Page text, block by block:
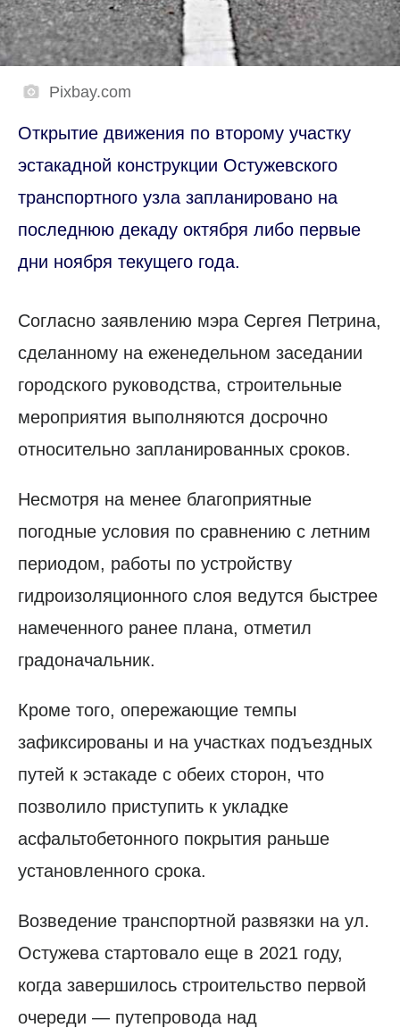
Pixbay.com
Открытие движения по второму участку
эстакадной конструкции Остужевского
транспортного узла запланировано на
последнюю декаду октября либо первые
дни ноября текущего года.
Согласно заявлению мэра Сергея Петрина,
сделанному на еженедельном заседании
городского руководства, строительные
мероприятия выполняются досрочно
относительно запланированных сроков.
Несмотря на менее благоприятные
погодные условия по сравнению с летним
периодом, работы по устройству
гидроизоляционного слоя ведутся быстрее
намеченного ранее плана, отметил
градоначальник.
Кроме того, опережающие темпы
зафиксированы и на участках подъездных
путей к эстакаде с обеих сторон, что
позволило приступить к укладке
асфальтобетонного покрытия раньше
установленного срока.
Возведение транспортной развязки на ул.
Остужева стартовало еще в 2021 году,
когда завершилось строительство первой
очереди — путепровода над